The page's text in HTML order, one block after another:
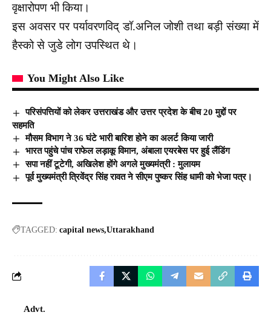
वृक्षारोपण भी किया।
इस अवसर पर पर्यावरणविद् डॉ.अनिल जोशी तथा बड़ी संख्या में
हैस्को से जुडे लोग उपस्थित थे।
You Might Also Like
परिसंपत्तियों को लेकर उत्तराखंड और उत्तर प्रदेश के बीच 20 मुद्दों पर
सहमति
मौसम व‌िभाग ने 36 घंटे भारी बारिश होने का अलर्ट किया जारी
भारत पहुंचे पांच राफेल लड़ाकू विमान, अंबाला एयरबेस पर हुई लैंडिंग
सपा नहीं टूटेगी, अखिलेश होंगे अगले मुख्यमंत्री : मुलायम
पूर्व मुख्यमंत्री त्रिवेंद्र सिंह रावत ने सीएम पुष्कर सिंह धामी को भेजा पत्र।
TAGGED: capital news Uttarakhand
Advt.